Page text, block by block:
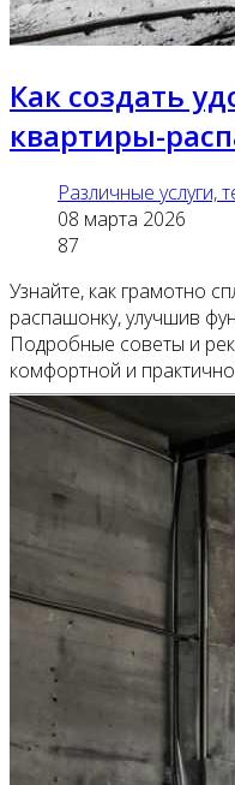
Как создать
квартиры-
Различные услуги,
08 марта 2026
87
Узнайте, как грамотно
распашонку, улучшив
Подробные советы и
комфортной и